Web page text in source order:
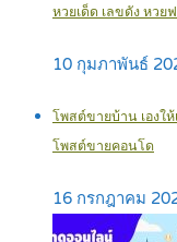
หวยเด็ด เลขดัง หว
10 กุมภาพันธ์
โพสต์ขายบ้าน เองใ
โพสต์ขายคอนโด
16 กรกฎาคม